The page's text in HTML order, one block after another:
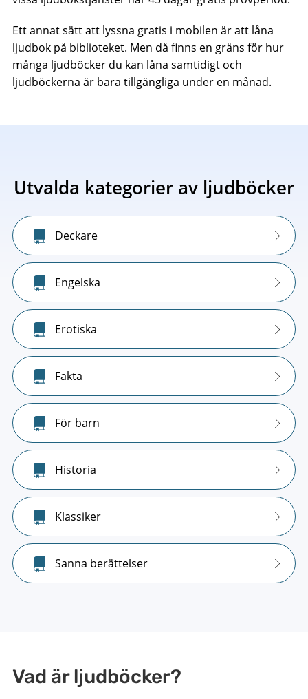
Ett annat sätt att lyssna gratis i mobilen är att låna
ljudbok på biblioteket. Men då finns en gräns för hur
många ljudböcker du kan låna samtidigt och
ljudböckerna är bara tillgängliga under en månad.
Utvalda kategorier av ljudböcker
Deckare
Engelska
Erotiska
Fakta
För barn
Historia
Klassiker
Sanna berättelser
Vad är ljudböcker?